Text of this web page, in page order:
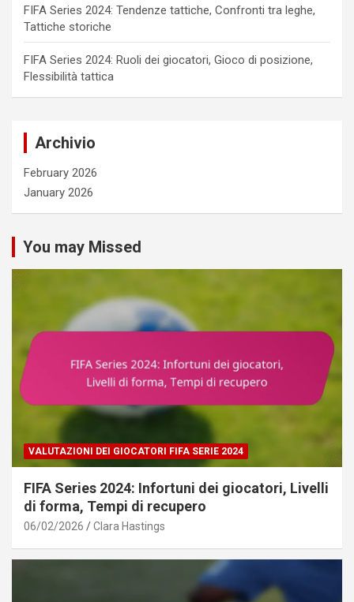
FIFA Series 2024: Tendenze tattiche, Confronti tra leghe,
Tattiche storiche
FIFA Series 2024: Ruoli dei giocatori, Gioco di posizione,
Flessibilità tattica
Archivio
February 2026
January 2026
You may Missed
VALUTAZIONI DEI GIOCATORI FIFA SERIE 2024
FIFA Series 2024: Infortuni dei giocatori, Livelli
di forma, Tempi di recupero
06/02/2026 Clara Hastings